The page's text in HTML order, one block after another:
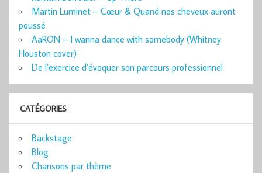
Martin Luminet – Cœur & Quand nos cheveux auront
poussé
AaRON – I wanna dance with somebody (Whitney
Houston cover)
De l’exercice d’évoquer son parcours professionnel
CATÉGORIES
Backstage
Blog
Chansons par thème